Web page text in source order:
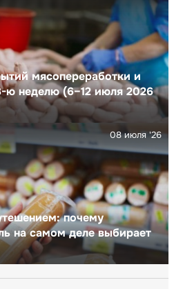
мясопереработки и
ю неделю (6–12 июля 2026
почему
на самом деле выбирает
08 июля '26